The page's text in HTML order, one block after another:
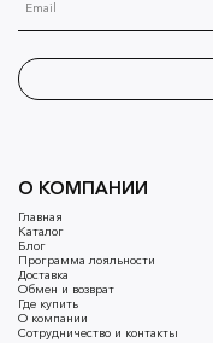
О КОМПАНИИ
Главная
Каталог
Блог
Программа лояльности
Доставка
Обмен и возврат
Где купить
О компании
Сотрудничество и контакты